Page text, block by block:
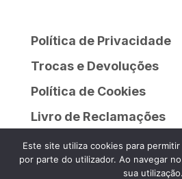
Política de Privacidade
Trocas e Devoluções
Política de Cookies
Livro de Reclamações
Este site utiliza cookies para
por parte do utilizador. Ao navegar
sua utilização.